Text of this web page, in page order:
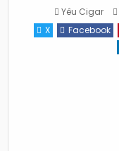
Yêu Cigar
X Facebook